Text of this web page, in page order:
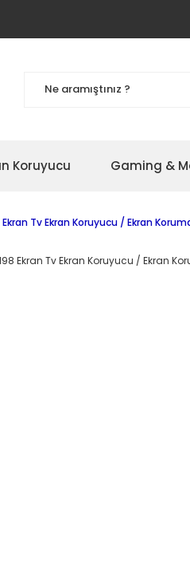
Koruyucu Gaming &
Tv Ekran Koruyucu / Ekran